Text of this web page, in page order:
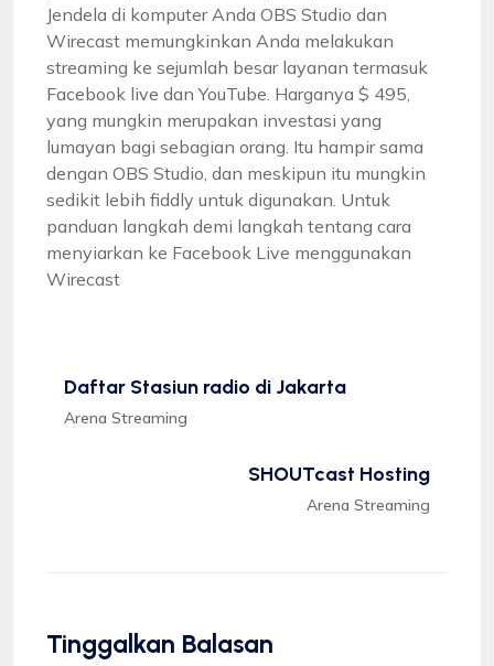
Jendela di komputer Anda OBS Studio dan
Wirecast memungkinkan Anda melakukan
streaming ke sejumlah besar layanan termasuk
Facebook live dan YouTube. Harganya $ 495,
yang mungkin merupakan investasi yang
lumayan bagi sebagian orang. Itu hampir sama
dengan OBS Studio, dan meskipun itu mungkin
sedikit lebih fiddly untuk digunakan. Untuk
panduan langkah demi langkah tentang cara
menyiarkan ke Facebook Live menggunakan
Wirecast
Daftar Stasiun radio di Jakarta
Arena Streaming
SHOUTcast Hosting
Arena Streaming
Tinggalkan Balasan